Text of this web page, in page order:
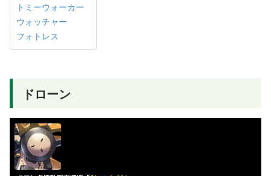
トミーウォーカー
ウォッチャー
フォトレス
ドローン